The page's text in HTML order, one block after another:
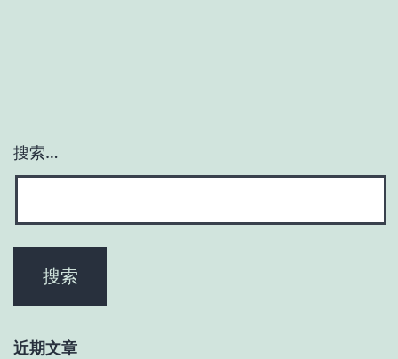
搜索…
近期文章